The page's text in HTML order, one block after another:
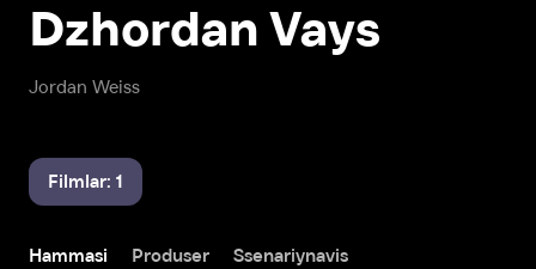
Jordan Weiss
Dzhordan Vays
Filmlar: 1
Hammasi Produser Ssenariynavis